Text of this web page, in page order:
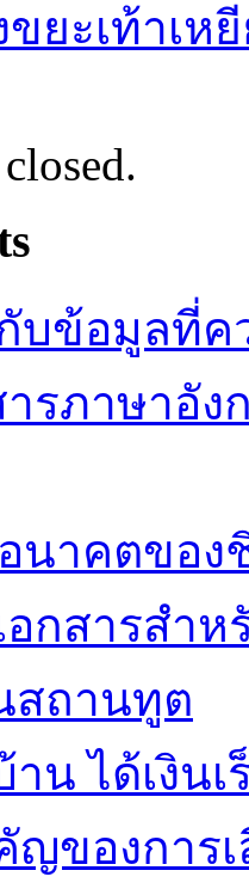
ยะเท้าเห
บข้อมูลที่ค
รภาษาอั
นาคตของ
อกสารสำ
สถานทูต
น ได้เงิน
ญของการ